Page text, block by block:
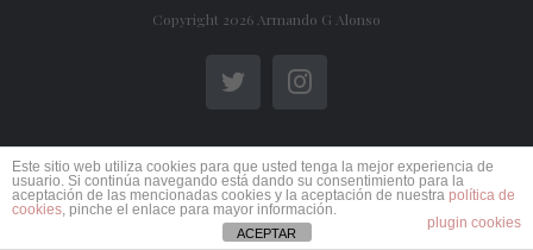
Copyright 2026 Armando G Alonso
TwitterInstagram
Este sitio web utiliza cookies para que usted tenga la mejor experiencia de
usuario. Si continúa navegando está dando su consentimiento para la
aceptación de las mencionadas cookies y la aceptación de nuestra política de
cookies, pinche el enlace para mayor información.
plugin cookies
ACEPTAR